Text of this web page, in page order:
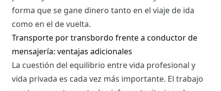
forma que se gane dinero tanto en el viaje de ida
como en el de vuelta.
Transporte por transbordo frente a conductor de
mensajería: ventajas adicionales
La cuestión del equilibrio entre vida profesional y
vida privada es cada vez más importante. El trabajo